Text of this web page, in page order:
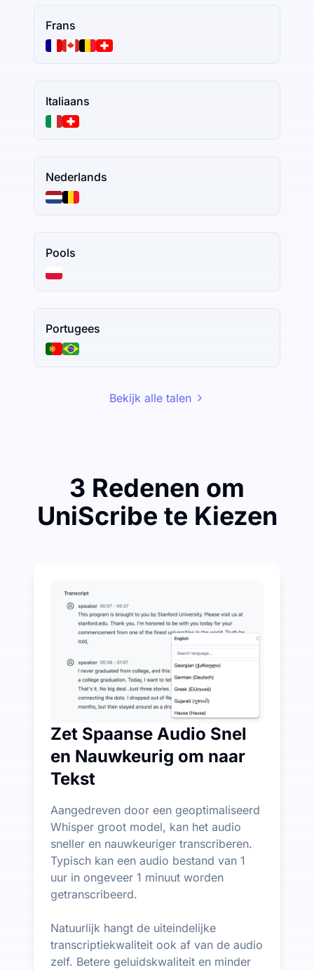
Frans
Italiaans
Nederlands
Pools
Portugees
Bekijk alle talen
3 Redenen om
UniScribe te Kiezen
UniScribe biedt elke maand 120 minuten gratis
Meer AI-functies beschikbaar naast Audio-naar-tekst
Genereer automatisch samenvattingen,
Zet Spaanse Audio Snel
en Nauwkeurig om naar
Tekst
Aangedreven door een geoptimaliseerd
Whisper groot model, kan het audio
sneller en nauwkeuriger transcriberen.
Typisch kan een audio bestand van 1
uur in ongeveer 1 minuut worden
getranscribeerd.
Natuurlijk hangt de uiteindelijke
transcriptiekwaliteit ook af van de audio
zelf. Betere geluidskwaliteit en minder